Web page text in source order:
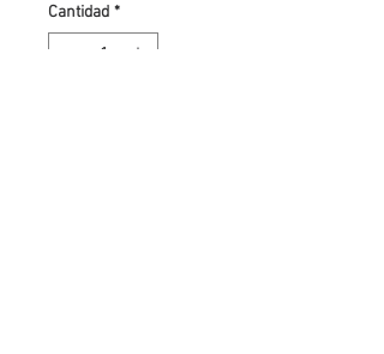
Cantidad *